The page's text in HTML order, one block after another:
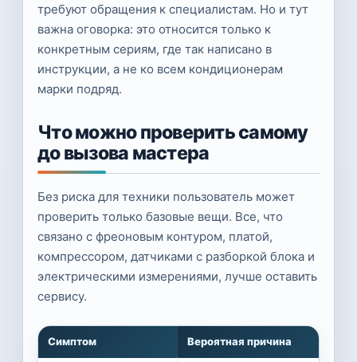
требуют обращения к специалистам. Но и тут
важна оговорка: это относится только к
конкретным сериям, где так написано в
инструкции, а не ко всем кондиционерам
марки подряд.
Что можно проверить самому
до вызова мастера
Без риска для техники пользователь может
проверить только базовые вещи. Все, что
связано с фреоновым контуром, платой,
компрессором, датчиками с разборкой блока и
электрическими измерениями, лучше оставить
сервису.
Симптом Вероятная причина